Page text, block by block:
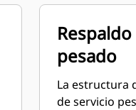
pesado
La estructura
de servicio